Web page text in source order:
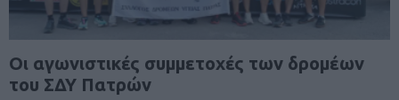
Οι αγωνιστικές συμμετοχές των δρομέων
του ΣΔΥ Πατρών